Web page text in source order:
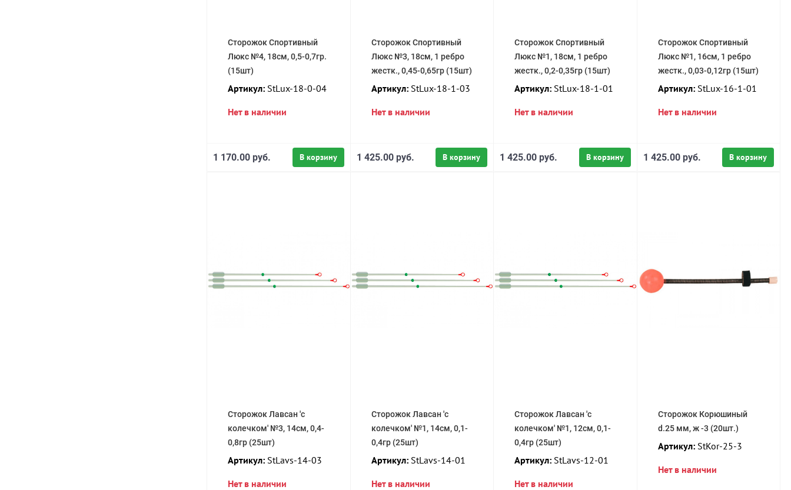
Сторожок Спортивный
Люкс №4, 18см, 0,5-0,7гр.
(15шт)
Артикул: StLux-18-0-04
Нет в наличии
В корзину
1 170.00 руб.
Сторожок Спортивный
Люкс №3, 18см, 1 ребро
жестк., 0,45-0,65гр (15шт)
Артикул:StLux-18-1-03
Нет в наличии
В корзину
1 425.00 руб.
Сторожок Спортивный
Люкс №1, 18см, 1 ребро
жестк., 0,2-0,35гр (15шт)
Артикул: StLux-18-1-01
Нет в наличии
В корзину
1 425.00 руб.
Сторожок Спортивный
Люкс №1, 16см, 1 ребро
жестк., 0,03-0,12гр (15шт)
Артикул:StLux-16-1-01
Нет в наличии
В корзину
1 425.00 руб.
Сторожок Лавсан 'с
колечком' №3, 14см, 0,4-
0,8гр (25шт)
Артикул: StLavs-14-03
Нет в наличии
Сторожок Лавсан 'с
колечком' №1, 14см, 0,1-
0,4гр (25шт)
Артикул:StLavs-14-01
Нет в наличии
Сторожок Лавсан 'с
колечком' №1, 12см, 0,1-
0,4гр (25шт)
Артикул: StLavs-12-01
Нет в наличии
Сторожок Корюшиный
d.25 мм, ж -3 (20шт.)
Артикул:StKor-25-3
Нет в наличии